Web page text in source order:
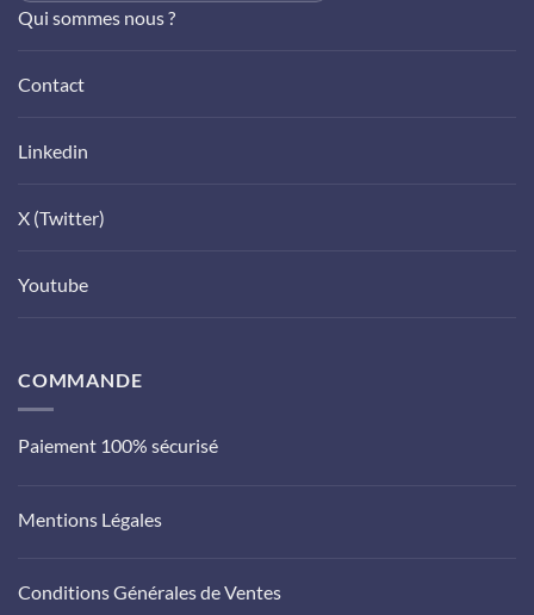
Qui sommes nous ?
Contact
Linkedin
X (Twitter)
Youtube
COMMANDE
Paiement 100% sécurisé
Mentions Légales
Conditions Générales de Ventes